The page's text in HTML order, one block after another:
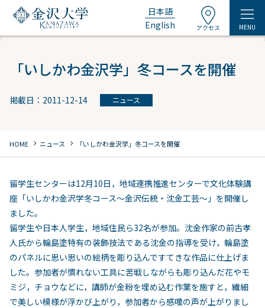
日本語
English
アクセス MENU
「いしかわ金沢学」冬コースを開催
掲載日：2011-12-14 ニュース
HOME chevron_right ニュース chevron_right 「いしかわ金沢学」冬コースを開催
留学生センターは12月10日，地域連携推進センターで文化体験講
座「いしかわ金沢学冬コース～金沢伝統・沈金工芸～」を開催し
ました。
留学生や日本人学生，地域住民ら32名が参加。沈金作家の前古孝
人氏から輪島塗特有の装飾技法である沈金の指導を受け，輪島塗
のパネルに思い思いの絵柄を彫り込んですてきな作品に仕上げま
した。参加者が慣れない工具に苦戦しながらも彫り込んだ花やモ
ミジ，チョウなどに，講師が金粉を埋め込む作業を施すと，繊細
で美しい模様が浮かび上がり，参加者から感嘆の声が上がりまし